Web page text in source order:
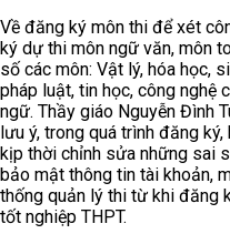
Về đăng ký môn thi để xét
ký dự thi môn ngữ văn, môn
số các môn: Vật lý, hóa học,
pháp luật, tin học, công nghệ
ngữ. Thầy giáo Nguyễn Đình
lưu ý, trong quá trình đăng
kịp thời chỉnh sửa những sai
bảo mật thông tin tài khoản,
thống quản lý thi từ khi đăng
tốt nghiệp THPT.